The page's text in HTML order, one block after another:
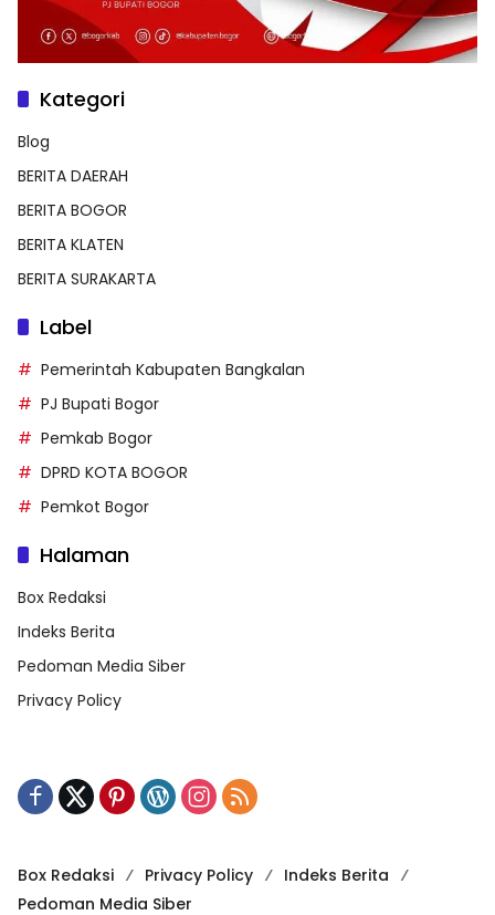
Kategori
Blog
BERITA DAERAH
BERITA BOGOR
BERITA KLATEN
BERITA SURAKARTA
Label
Pemerintah Kabupaten Bangkalan
PJ Bupati Bogor
Pemkab Bogor
DPRD KOTA BOGOR
Pemkot Bogor
Halaman
Box Redaksi
Indeks Berita
Pedoman Media Siber
Privacy Policy
Box Redaksi Privacy Policy
Indeks Berita
Pedoman Media Siber